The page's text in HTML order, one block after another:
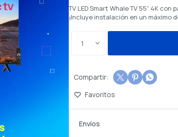
TV LED Smart Whale TV 55” 4K
¡Incluye instalación en un máximo
1
  
Envíos